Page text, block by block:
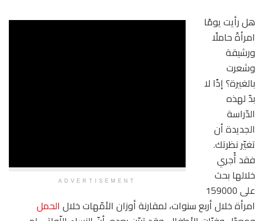
ADVERTISEMENT
هل رأيت يومًا
امرأةً حاملًا
ورشيقة
وشعرت
بالغيرة؟ إذًا لا
بدّ لهذه
الدّراسة
الجديدة أن
تغيّر نظرتك.
فقد أُجري
خلالها بحث
على 159000
امرأة خلال أربع سنوات، لمقارنة أوزان الأمّهات خلال الحمل